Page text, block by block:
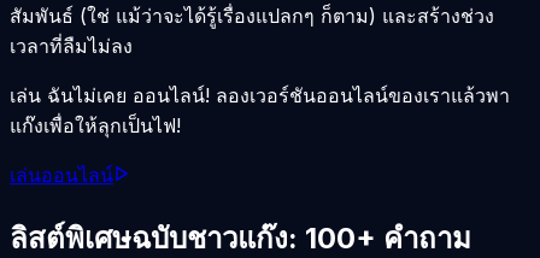
สัมพันธ์ (ใช่ แม้ว่าจะได้รู้เรื่องแปลกๆ ก็ตาม) และสร้างช่วง
เวลาที่ลืมไม่ลง
เล่น ฉันไม่เคย ออนไลน์! ลองเวอร์ชันออนไลน์ของเราแล้วพา
แก๊งเพื่อให้ลุกเป็นไฟ!
เล่นออนไลน์
ลิสต์พิเศษฉบับชาวแก๊ง: 100+ คำถาม